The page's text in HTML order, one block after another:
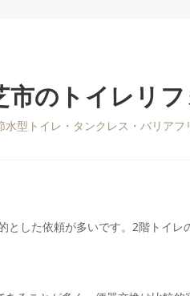
市の トイレリ
水型トイレ・タンクレス・バリアフ
した依頼が多いです。2階トイ